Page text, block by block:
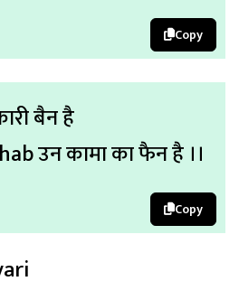
Copy
बैन है
उन कामा का फैन है ।।
Copy